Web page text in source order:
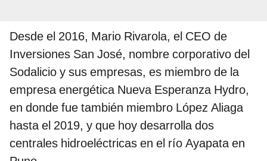
Desde el 2016, Mario Rivarola, el CEO de
Inversiones San José, nombre corporativo del
Sodalicio y sus empresas, es miembro de la
empresa energética Nueva Esperanza Hydro,
en donde fue también miembro López Aliaga
hasta el 2019, y que hoy desarrolla dos
centrales hidroeléctricas en el río Ayapata en